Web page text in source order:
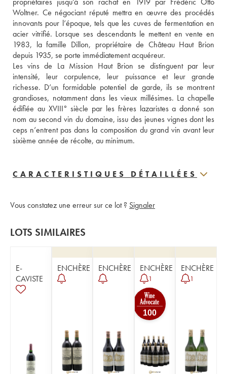
Woltner. Ce négociant réputé mettra en œuvre des procédés
innovants pour l’époque, tels que les cuves de fermentation en
acier vitrifié. Lorsque ses descendants le mettent en vente en
1983, la famille Dillon, propriétaire de Château Haut Brion
depuis 1935, se porte immédiatement acquéreur.
Les vins de La Mission Haut Brion se distinguent par leur
intensité, leur corpulence, leur puissance et leur grande
richesse. D’un formidable potentiel de garde, ils se montrent
grandioses, notamment dans les vieux millésimes. La chapelle
édifiée au XVIII° siècle par les frères lazaristes a donné son
nom au second vin du domaine, issu des jeunes vignes dont les
ceps n’entrent pas dans la composition du grand vin avant leur
sixième année de récolte, au minimum.
CARACTERISTIQUES DÉTAILLÉES
Vous constatez une erreur sur ce lot ? Signaler
LOTS SIMILAIRES
E-
CAVISTE
ENCHÈRE ENCHÈRE ENCHÈRE
1
100
ENCHÈRE
1